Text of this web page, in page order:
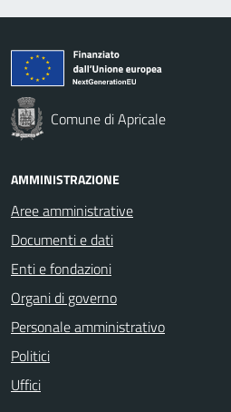
Comune di Apricale
AMMINISTRAZIONE
Aree amministrative
Documenti e dati
Enti e fondazioni
Organi di governo
Personale amministrativo
Politici
Uffici